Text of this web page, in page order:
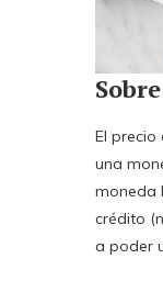
El precio
una
moneda
crédito
a poder